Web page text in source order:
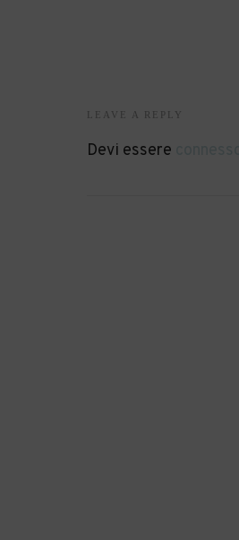
LEAVE A REPLY
Devi essere